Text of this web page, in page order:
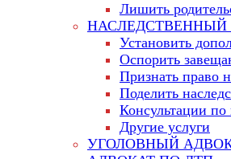
Лишить
НАСЛЕДСТВЕННЫЙ
Установить
Оспорить
Признать право
Поделить
Консультации по
Другие услуги
УГОЛОВНЫЙ